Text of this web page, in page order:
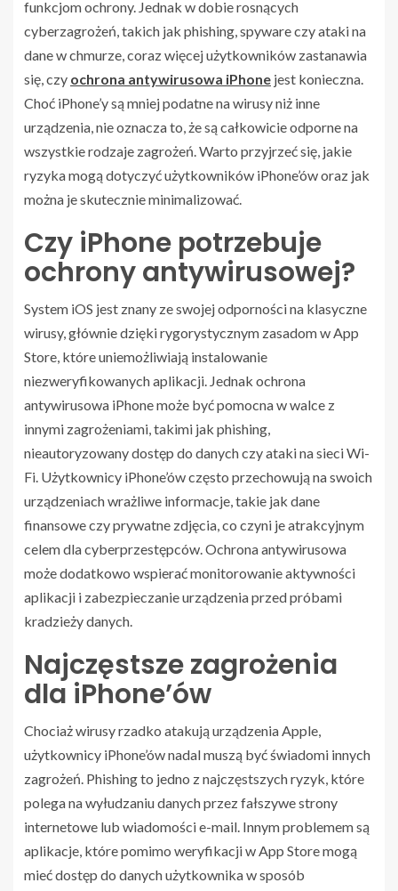
funkcjom ochrony. Jednak w dobie rosnących
cyberzagrożeń, takich jak phishing, spyware czy ataki na
dane w chmurze, coraz więcej użytkowników zastanawia
się, czy ochrona antywirusowa iPhone jest konieczna.
Choć iPhone’y są mniej podatne na wirusy niż inne
urządzenia, nie oznacza to, że są całkowicie odporne na
wszystkie rodzaje zagrożeń. Warto przyjrzeć się, jakie
ryzyka mogą dotyczyć użytkowników iPhone’ów oraz jak
można je skutecznie minimalizować.
Czy iPhone potrzebuje
ochrony antywirusowej?
System iOS jest znany ze swojej odporności na klasyczne
wirusy, głównie dzięki rygorystycznym zasadom w App
Store, które uniemożliwiają instalowanie
niezweryfikowanych aplikacji. Jednak ochrona
antywirusowa iPhone może być pomocna w walce z
innymi zagrożeniami, takimi jak phishing,
nieautoryzowany dostęp do danych czy ataki na sieci Wi-
Fi. Użytkownicy iPhone’ów często przechowują na swoich
urządzeniach wrażliwe informacje, takie jak dane
finansowe czy prywatne zdjęcia, co czyni je atrakcyjnym
celem dla cyberprzestępców. Ochrona antywirusowa
może dodatkowo wspierać monitorowanie aktywności
aplikacji i zabezpieczanie urządzenia przed próbami
kradzieży danych.
Najczęstsze zagrożenia
dla iPhone’ów
Chociaż wirusy rzadko atakują urządzenia Apple,
użytkownicy iPhone’ów nadal muszą być świadomi innych
zagrożeń. Phishing to jedno z najczęstszych ryzyk, które
polega na wyłudzaniu danych przez fałszywe strony
internetowe lub wiadomości e-mail. Innym problemem są
aplikacje, które pomimo weryfikacji w App Store mogą
mieć dostęp do danych użytkownika w sposób